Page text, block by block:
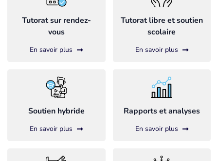
Tutorat sur rendez-
vous
En savoir plus
Tutorat libre et soutien
scolaire
En savoir plus
Soutien hybride
En savoir plus
Rapports et analyses
En savoir plus